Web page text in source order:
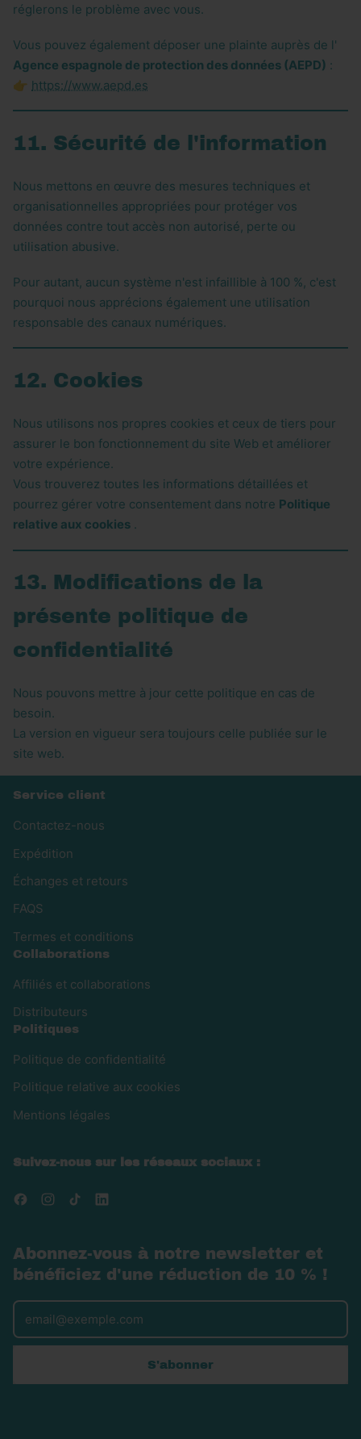
réglerons le problème avec vous.
Vous pouvez également déposer une plainte auprès de l'
Agence espagnole de protection des données (AEPD) :
👉 https://www.aepd.es
11. Sécurité de l'information
Nous mettons en œuvre des mesures techniques et
organisationnelles appropriées pour protéger vos
données contre tout accès non autorisé, perte ou
utilisation abusive.
Pour autant, aucun système n'est infaillible à 100 %, c'est
pourquoi nous apprécions également une utilisation
responsable des canaux numériques.
12. Cookies
Nous utilisons nos propres cookies et ceux de tiers pour
assurer le bon fonctionnement du site Web et améliorer
votre expérience.
Vous trouverez toutes les informations détaillées et
pourrez gérer votre consentement dans notre Politique
relative aux cookies .
13. Modifications de la
présente politique de
confidentialité
Nous pouvons mettre à jour cette politique en cas de
besoin.
La version en vigueur sera toujours celle publiée sur le
site web.
Service client
Contactez-nous
Expédition
Échanges et retours
FAQS
Termes et conditions
Collaborations
Affiliés et collaborations
Distributeurs
Politiques
Politique de confidentialité
Politique relative aux cookies
Mentions légales
Suivez-nous sur les réseaux sociaux :
FacebookInstagram
TikTok
Abonnez-vous à notre newsletter et
bénéficiez d'une réduction de 10 % !
Adresse e-mail
S'abonner